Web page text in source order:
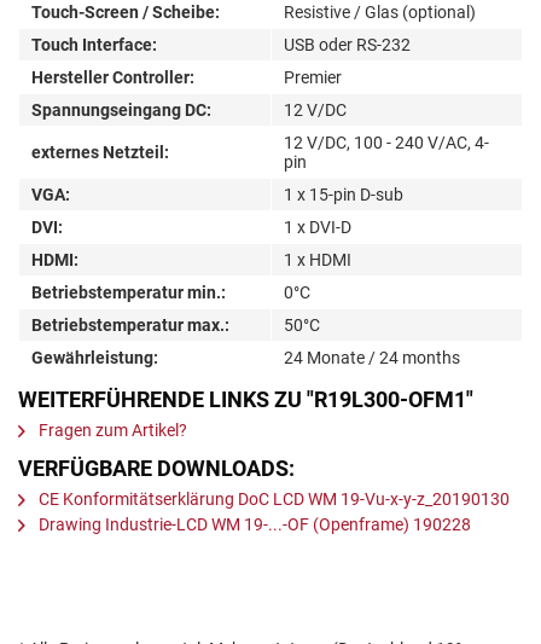
Touch-Screen / Scheibe:
Resistive / Glas (optional)
Touch Interface:
USB oder RS-232
Hersteller Controller:
Premier
Spannungseingang DC:
12 V/DC
externes Netzteil:
12 V/DC, 100 - 240 V/AC, 4-
pin
VGA:
1 x 15-pin D-sub
DVI:
1 x DVI-D
HDMI:
1 x HDMI
Betriebstemperatur min.:
0°C
Betriebstemperatur max.:
50°C
Gewährleistung:
24 Monate / 24 months
WEITERFÜHRENDE LINKS ZU "R19L300-OFM1"
Fragen zum Artikel?
VERFÜGBARE DOWNLOADS:
CE Konformitätserklärung DoC LCD WM 19-Vu-x-y-z_20190130
Drawing Industrie-LCD WM 19-...-OF (Openframe) 190228